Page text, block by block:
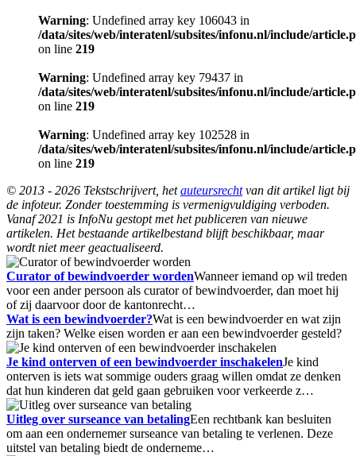
Warning: Undefined array key 106043 in
/data/sites/web/interatenl/subsites/infonu.nl/include/
on line 219
Warning: Undefined array key 79437 in
/data/sites/web/interatenl/subsites/infonu.nl/include/
on line 219
Warning: Undefined array key 102528 in
/data/sites/web/interatenl/subsites/infonu.nl/include/
on line 219
© 2013 - 2026 Tekstschrijvert, hetauteursrechtvan dit artikel ligt bij
de infoteur. Zonder toestemming is vermenigvuldiging verboden.
Vanaf 2021 is InfoNu gestopt met het publiceren van nieuwe
artikelen. Het bestaande artikelbestand blijft beschikbaar, maar
wordt niet meer geactualiseerd.
Curator of bewindvoerder wordenWanneer iemand op wil treden
voor een ander persoon als curator of bewindvoerder, dan moet hij
of zij daarvoor door de kantonrecht…
Wat is een bewindvoerder?Wat is een bewindvoerder en wat zijn
zijn taken? Welke eisen worden er aan een bewindvoerder gesteld?
Je kind onterven of een bewindvoerder inschakelenJe kind
onterven is iets wat sommige ouders graag willen omdat ze denken
dat hun kinderen dat geld gaan gebruiken voor verkeerde z…
Uitleg over surseance van betalingEen rechtbank kan besluiten
om aan een ondernemer surseance van betaling te verlenen. Deze
uitstel van betaling biedt de onderneme…